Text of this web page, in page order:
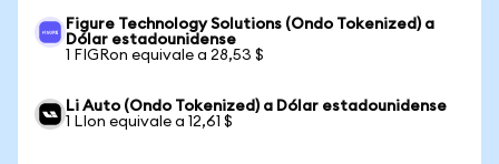
Figure Technology Solutions (Ondo Tokenized) a
Dólar estadounidense
1 FIGRon equivale a 28,53 $
Li Auto (Ondo Tokenized) a Dólar estadounidense
1 LIon equivale a 12,61 $